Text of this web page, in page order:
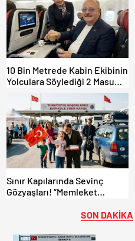
10 Bin Metrede Kabin Ekibinin
Yolculara Söylediği 2 Masum
Sınır Kapılarında Sevinç
Gözyaşları! “Memleket
SON DAKİKA